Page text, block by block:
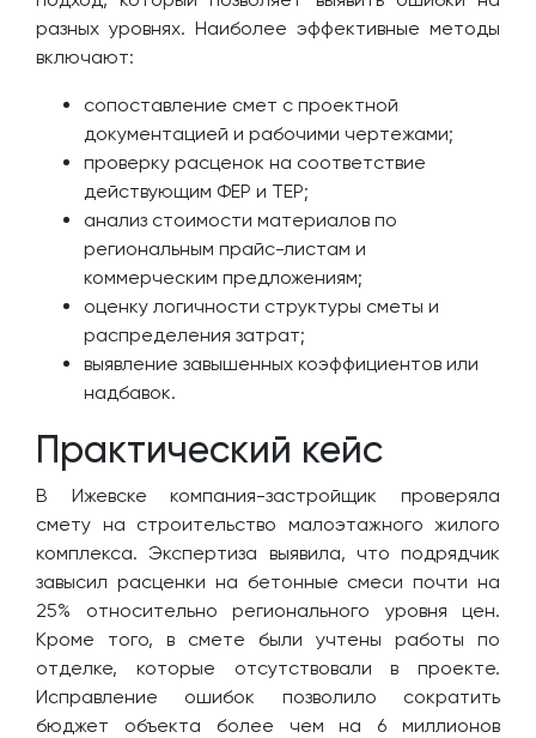
разных уровнях. Наиболее эффективные методы
включают:
сопоставление смет с проектной
документацией и рабочими чертежами;
проверку расценок на соответствие
действующим ФЕР и ТЕР;
анализ стоимости материалов по
региональным прайс-листам и
коммерческим предложениям;
оценку логичности структуры сметы и
распределения затрат;
выявление завышенных коэффициентов или
надбавок.
Практический кейс
В Ижевске компания-застройщик проверяла
смету на строительство малоэтажного жилого
комплекса. Экспертиза выявила, что подрядчик
завысил расценки на бетонные смеси почти на
25% относительно регионального уровня цен.
Кроме того, в смете были учтены работы по
отделке, которые отсутствовали в проекте.
Исправление ошибок позволило сократить
бюджет объекта более чем на 6 миллионов